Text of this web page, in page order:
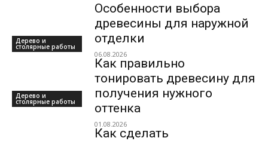
Дерево и
столярные работы
Особенности выбора
древесины для наружной
отделки
06.08.2026
Дерево и
столярные работы
Как правильно
тонировать древесину для
получения нужного
оттенка
01.08.2026
Как сделать